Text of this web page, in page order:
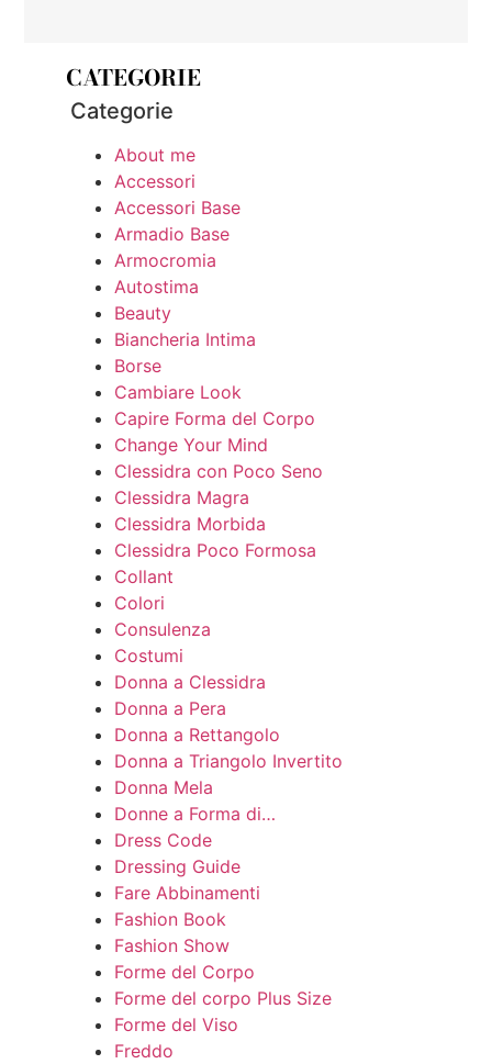
CATEGORIE
Categorie
About me
Accessori
Accessori Base
Armadio Base
Armocromia
Autostima
Beauty
Biancheria Intima
Borse
Cambiare Look
Capire Forma del Corpo
Change Your Mind
Clessidra con Poco Seno
Clessidra Magra
Clessidra Morbida
Clessidra Poco Formosa
Collant
Colori
Consulenza
Costumi
Donna a Clessidra
Donna a Pera
Donna a Rettangolo
Donna a Triangolo Invertito
Donna Mela
Donne a Forma di…
Dress Code
Dressing Guide
Fare Abbinamenti
Fashion Book
Fashion Show
Forme del Corpo
Forme del corpo Plus Size
Forme del Viso
Freddo